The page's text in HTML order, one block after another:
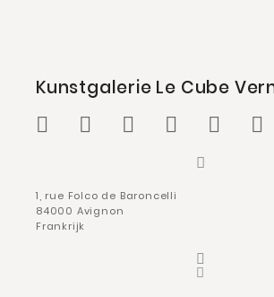
Kunstgalerie Le Cube
1, rue Folco de Baroncelli
84000 Avignon
Frankrijk